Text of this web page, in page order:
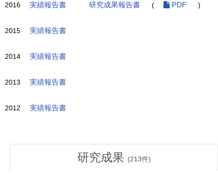
2016 実績報告書 研究成果報告書 ( PDF )
2015 実績報告書
2014 実績報告書
2013 実績報告書
2012 実績報告書
研究成果 (213件)